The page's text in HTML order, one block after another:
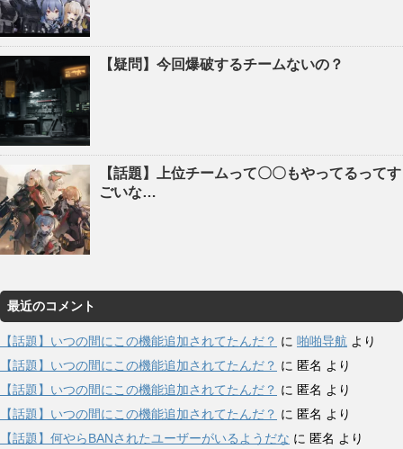
【疑問】今回爆破するチームないの？
【話題】上位チームって〇〇もやってるってす
ごいな…
最近のコメント
【話題】いつの間にこの機能追加されてたんだ？ に 啪啪导航 より
【話題】いつの間にこの機能追加されてたんだ？ に 匿名 より
【話題】いつの間にこの機能追加されてたんだ？ に 匿名 より
【話題】いつの間にこの機能追加されてたんだ？ に 匿名 より
【話題】何やらBANされたユーザーがいるようだな に 匿名 より